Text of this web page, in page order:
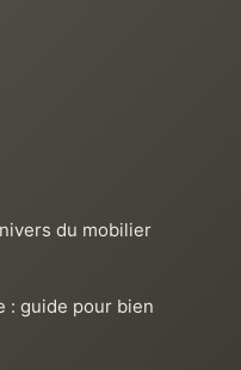
du mobilier
: guide pour bien